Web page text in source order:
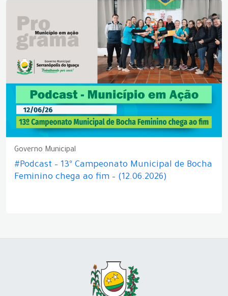
Governo Municipal
#Podcast – 13º Campeonato Municipal de Bocha
Feminino chega ao fim – (12.06.2026)